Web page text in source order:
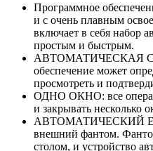
Программное
и с очень плавным
включает в себя набор
простым и быстрым.
АВТОМАТИЧЕСКАЯ
обеспечение может
просмотреть и
ОДНО ОКНО: все
и закрывать несколько
АВТОМАТИЧЕСКИЙ
внешний фантом.
столом, и устройство